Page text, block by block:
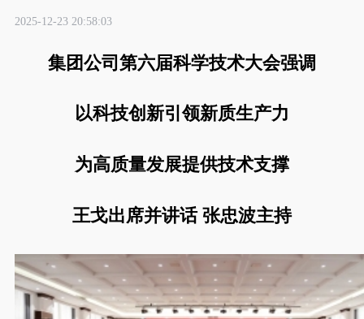
2025-12-23 20:58:03
集团公司第六届科学技术大会强调
以科技创新引领新质生产力
为高质量发展提供技术支撑
王戈出席并讲话 张忠波主持